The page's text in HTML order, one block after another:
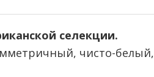
селекции.
чисто-